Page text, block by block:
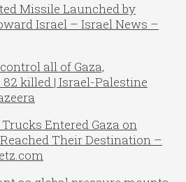
Missile Launched by
Israel – Israel News –
all of Gaza,
killed | Israel-Palestine
Entered Gaza on
Their Destination –